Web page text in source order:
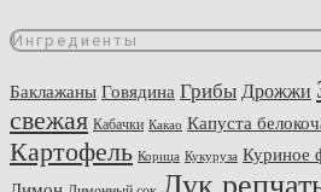
Ингредиенты
Баклажаны Говядина Грибы Дрожжи
свежая Кабачки Какао Капуста
Картофель Корица Кукуруза Куриное
Лук